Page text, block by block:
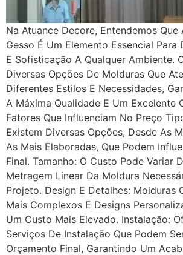
Na Atuance Decore, Entendemos Que
Gesso É Um Elemento Essencial Para
E Sofisticação A Qualquer Ambiente.
Diversas Opções De Molduras Que
Diferentes Estilos E Necessidades,
A Máxima Qualidade E Um Excelente
Fatores Que Influenciam No Preço
Existem Diversas Opções, Desde As
As Mais Elaboradas, Que Podem
Final. Tamanho: O Custo Pode Variar
Metragem Linear Da Moldura
Projeto. Design E Detalhes: Molduras
Mais Complexos E Designs
Um Custo Mais Elevado. Instalação:
Serviços De Instalação Que Podem
Orçamento Final, Garantindo Um